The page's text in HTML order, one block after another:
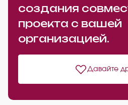
создания
проекта с вашей
организацией.
Давайте